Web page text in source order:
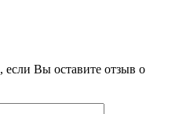
Вы оставите отзыв о